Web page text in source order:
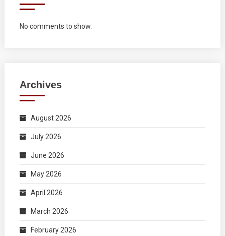
No comments to show.
Archives
August 2026
July 2026
June 2026
May 2026
April 2026
March 2026
February 2026